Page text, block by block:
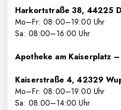
Harkortstraße 38, 44225
Mo–Fr: 08:00–19:00 Uhr
Sa: 08:00–16:00 Uhr
Apotheke am Kaiserplatz
Kaiserstraße 4, 42329
Mo–Fr: 08:00–19:00 Uhr
Sa: 08:00–14:00 Uhr